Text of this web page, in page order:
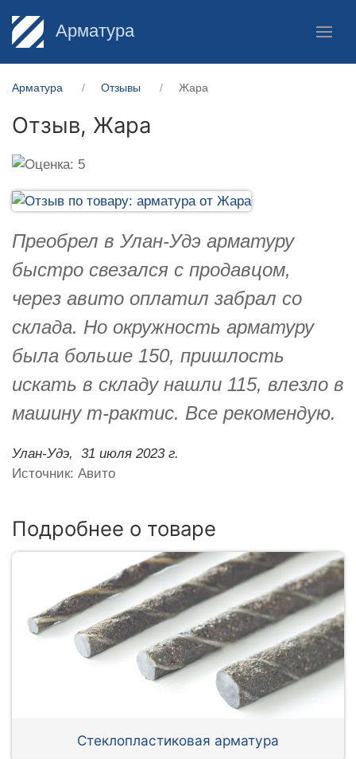
Арматура
Арматура Отзывы Жара
Отзыв, Жара
Преобрел в Улан-Удэ арматуру
быстро свезался с продавцом,
через авито оплатил забрал со
склада. Но окружность арматуру
была больше 150, пришлость
искать в складу нашли 115, влезло в
машину т-рактис. Все рекомендую.
Улан-Удэ,
31 июля 2023 г.
Источник: Авито
Подробнее о товаре
Стеклопластиковая арматура